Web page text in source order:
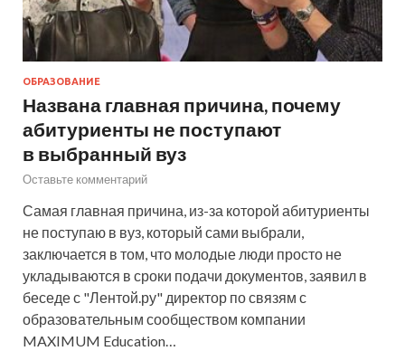
ОБРАЗОВАНИЕ
Названа главная причина, почему
абитуриенты не поступают
в выбранный вуз
Оставьте комментарий
Самая главная причина, из-за которой абитуриенты
не поступаю в вуз, который сами выбрали,
заключается в том, что молодые люди просто не
укладываются в сроки подачи документов, заявил в
беседе с "Лентой.ру" директор по связям с
образовательным сообществом компании
MAXIMUM Education…